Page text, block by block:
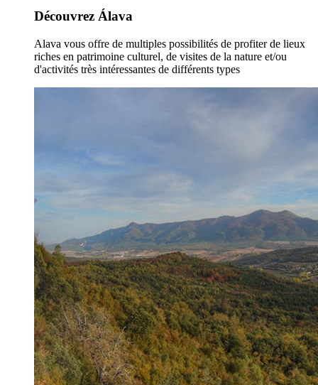
Découvrez Álava
Alava vous offre de multiples possibilités de profiter de lieux
riches en patrimoine culturel, de visites de la nature et/ou
d'activités très intéressantes de différents types